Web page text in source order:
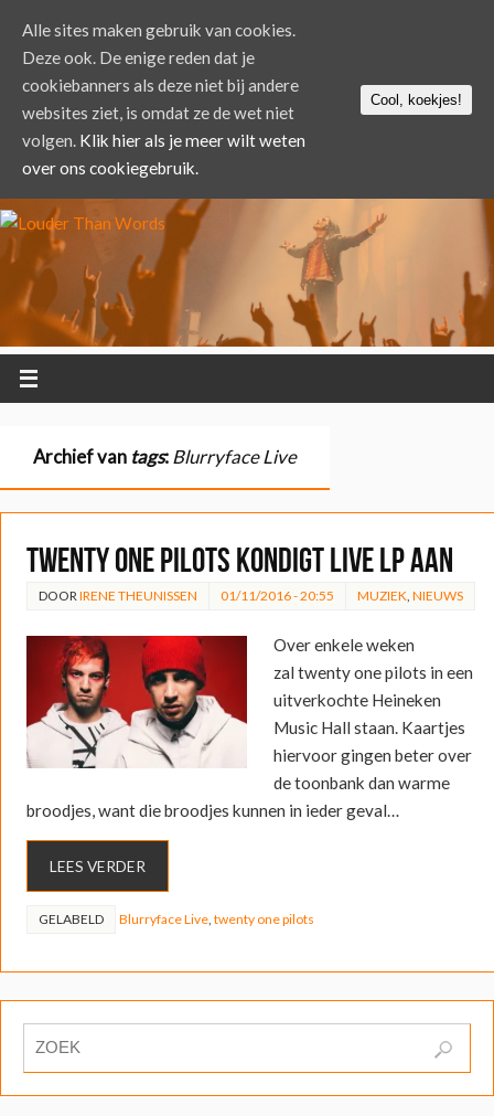
Archief van tags:Blurryface Live
twenty one pilots kondigt live LP aan
DOOR IRENE THEUNISSEN 01/11/2016 - 20:55 MUZIEK NIEUWS
Over enkele weken
zal twenty one pilots in een
uitverkochte Heineken
Music Hall staan. Kaartjes
hiervoor gingen beter over
de toonbank dan warme
broodjes, want die broodjes kunnen in ieder geval…
LEES VERDER
GELABELD Blurryface Live, twenty one pilots
Alle sites maken gebruik van cookies.
Deze ook. De enige reden dat je
cookiebanners als deze niet bij andere
websites ziet, is omdat ze de wet niet
volgen. Klik hier als je meer wilt weten
over ons cookiegebruik.
Cool, koekjes!